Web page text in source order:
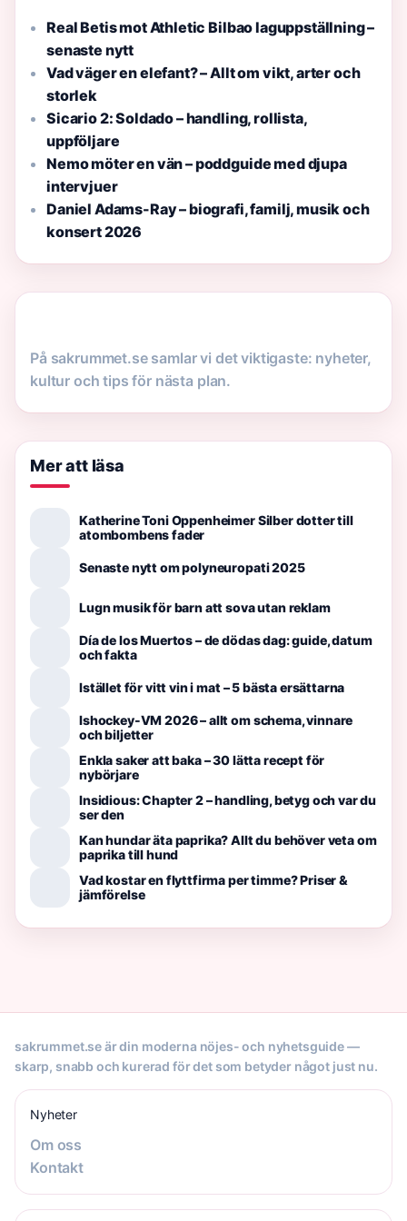
Real Betis mot Athletic Bilbao laguppställning –
senaste nytt
Vad väger en elefant? – Allt om vikt, arter och
storlek
Sicario 2: Soldado – handling, rollista,
uppföljare
Nemo möter en vän – poddguide med djupa
intervjuer
Daniel Adams-Ray – biografi, familj, musik och
konsert 2026
På sakrummet.se samlar vi det viktigaste: nyheter,
kultur och tips för nästa plan.
Mer att läsa
Katherine Toni Oppenheimer Silber dotter till
atombombens fader
Senaste nytt om polyneuropati 2025
Lugn musik för barn att sova utan reklam
Día de los Muertos – de dödas dag: guide, datum
och fakta
Istället för vitt vin i mat – 5 bästa ersättarna
Ishockey-VM 2026 – allt om schema, vinnare
och biljetter
Enkla saker att baka – 30 lätta recept för
nybörjare
Insidious: Chapter 2 – handling, betyg och var du
ser den
Kan hundar äta paprika? Allt du behöver veta om
paprika till hund
Vad kostar en flyttfirma per timme? Priser &
jämförelse
sakrummet.se är din moderna nöjes- och nyhetsguide —
skarp, snabb och kurerad för det som betyder något just nu.
Nyheter
Om oss
Kontakt